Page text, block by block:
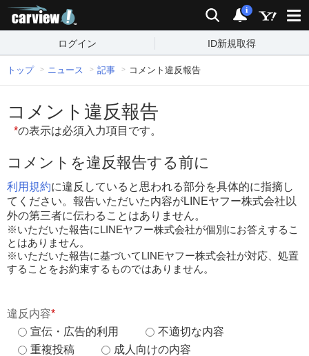
検索 通知
i
ログイン ID新規取得
トップ ニュース 記事 コメント違反報告
コメント違反報告
*の表示は必須入力項目です。
コメントを違反報告する前に
利用規約に違反していると思われる部分を具体的に指摘し
てください。報告いただいた内容がLINEヤフー株式会社以
外の第三者に伝わることはありません。
※いただいた報告にLINEヤフー株式会社が個別にお答えするこ
とはありません。
※いただいた報告に基づいてLINEヤフー株式会社が対応、処置
することをお約束するものではありません。
違反内容*
宣伝・広告的利用
不適切な内容
重複投稿
成人向けの内容